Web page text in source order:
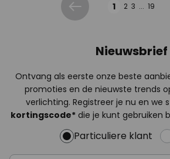
Vorige 1 2 3 ... 19
Nieuwsbrief
Ontvang als eerste onze beste
promoties en de nieuwste trends
verlichting. Registreer je nu en we
kortingscode*die je kunt gebruiken
Particuliere klant